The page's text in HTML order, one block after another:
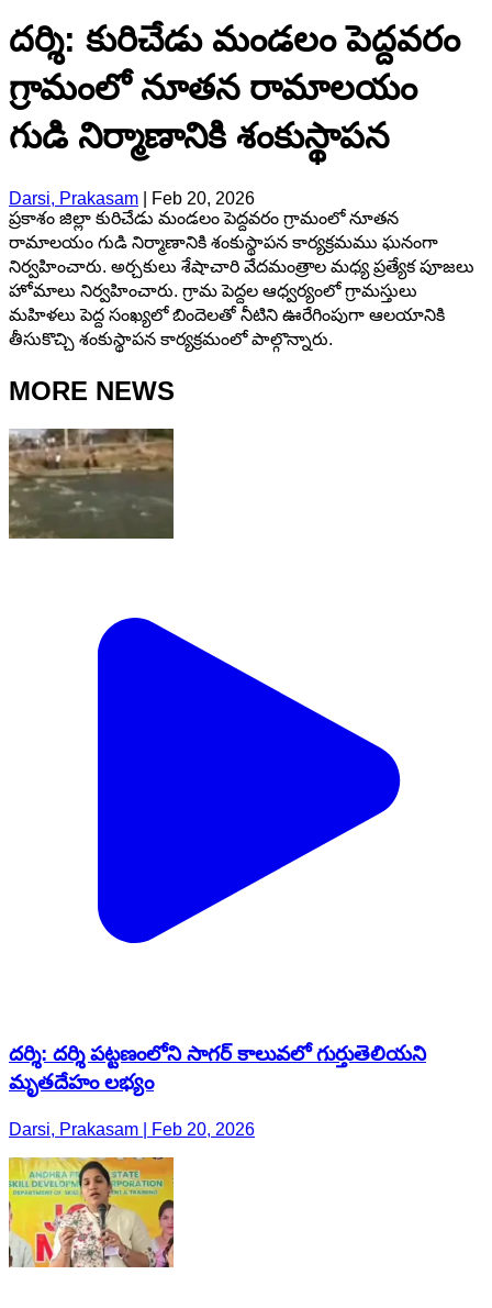
దర్శి: కురిచేడు మండలం పెద్దవరం
గ్రామంలో నూతన రామాలయం
గుడి నిర్మాణానికి శంకుస్థాపన
Darsi, Prakasam
Feb 20, 2026
ప్రకాశం జిల్లా కురిచేడు మండలం పెద్దవరం గ్రామంలో నూతన
రామాలయం గుడి నిర్మాణానికి శంకుస్థాపన కార్యక్రమము ఘనంగా
నిర్వహించారు. అర్చకులు శేషాచారి వేదమంత్రాల మధ్య ప్రత్యేక పూజలు
హోమాలు నిర్వహించారు. గ్రామ పెద్దల ఆధ్వర్యంలో గ్రామస్తులు
మహిళలు పెద్ద సంఖ్యలో బిందెలతో నీటిని ఊరేగింపుగా ఆలయానికి
తీసుకొచ్చి శంకుస్థాపన కార్యక్రమంలో పాల్గొన్నారు.
MORE NEWS
దర్శి: దర్శి పట్టణంలోని సాగర్ కాలువలో గుర్తుతెలియని
మృతదేహం లభ్యం
Darsi, Prakasam | Feb 20, 2026